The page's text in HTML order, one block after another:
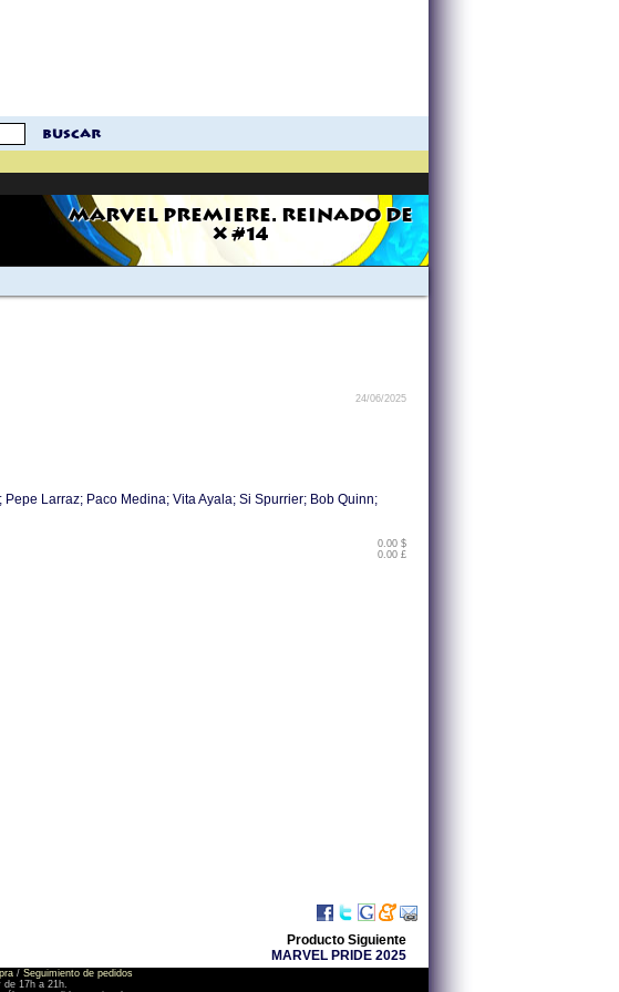
buscar
MARVEL PREMIERE. REINADO DE
X #14
24/06/2025
Larraz; Paco Medina; Vita Ayala; Si Spurrier; Bob Quinn;
0.00 $
0.00 £
Producto Siguiente
MARVEL PRIDE 2025
/ Seguimiento de pedidos
de 17h a 21h.